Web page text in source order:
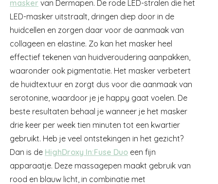
masker van Dermapen. De rode LED-stralen die het
LED-masker uitstraalt, dringen diep door in de
huidcellen en zorgen daar voor de aanmaak van
collageen en elastine. Zo kan het masker heel
effectief tekenen van huidveroudering aanpakken,
waaronder ook pigmentatie. Het masker verbetert
de huidtextuur en zorgt dus voor die aanmaak van
serotonine, waardoor je je happy gaat voelen. De
beste resultaten behaal je wanneer je het masker
drie keer per week tien minuten tot een kwartier
gebruikt. Heb je veel ontstekingen in het gezicht?
Dan is de HighDroxy In:Fuse Duo een fijn
apparaatje. Deze massagepen maakt gebruik van
rood en blauw licht, in combinatie met